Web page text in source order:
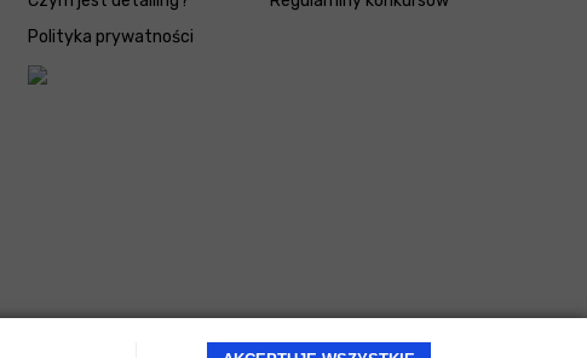
Polityka prywatności